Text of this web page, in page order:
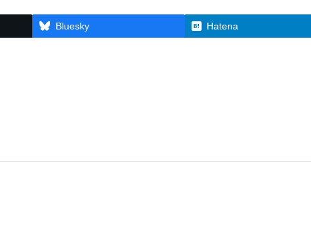
Bluesky Hatena